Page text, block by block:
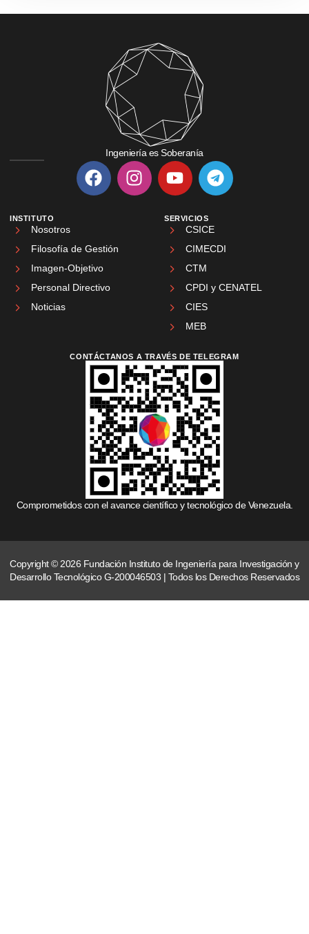
Ingeniería es Soberanía
INSTITUTO
Nosotros
Filosofía de Gestión
Imagen-Objetivo
Personal Directivo
Noticias
SERVICIOS
CSICE
CIMECDI
CTM
CPDI y CENATEL
CIES
MEB
CONTÁCTANOS A TRAVÉS DE TELEGRAM
Comprometidos con el avance científico y tecnológico de Venezuela.
Copyright © 2026 Fundación Instituto de Ingeniería para Investigación y
Desarrollo Tecnológico G-200046503 | Todos los Derechos Reservados